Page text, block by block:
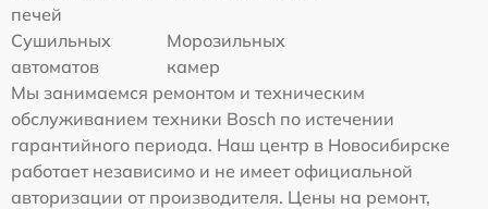
печей
Сушильных
автоматов
Морозильных
камер
Мы занимаемся ремонтом и техническим
обслуживанием техники Bosch по истечении
гарантийного периода. Наш центр в Новосибирске
работает независимо и не имеет официальной
авторизации от производителя. Цены на ремонт,